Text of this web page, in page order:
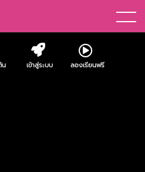
สู่ระบบ
รียนฟรี+
น เข้าสู่ระบบ ลองเรียนฟรี